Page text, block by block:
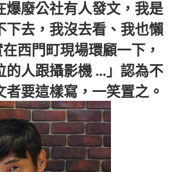
爆廢公社有人發文，我是
下去，我沒去看、我也懶
西門町現場環顧一下，
的人跟攝影機 ...」認為不
者要這樣寫，一笑置之。